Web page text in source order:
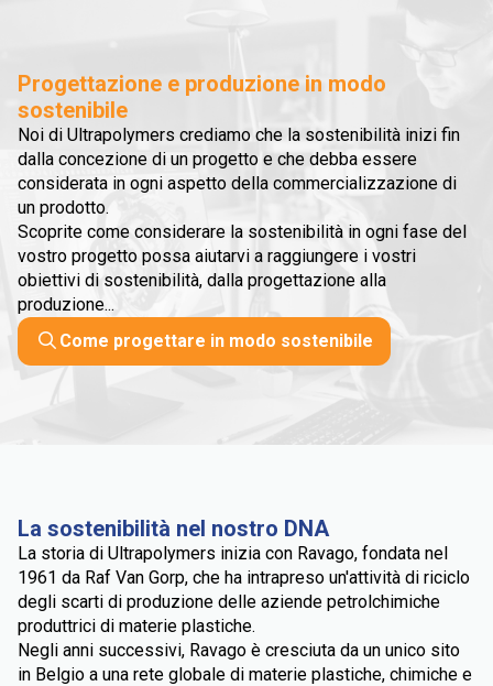
Progettazione e produzione in modo
sostenibile
Noi di Ultrapolymers crediamo che la sostenibilità inizi fin
dalla concezione di un progetto e che debba essere
considerata in ogni aspetto della commercializzazione di
un prodotto.
Scoprite come considerare la sostenibilità in ogni fase del
vostro progetto possa aiutarvi a raggiungere i vostri
obiettivi di sostenibilità, dalla progettazione alla
produzione...
Come progettare in modo sostenibile
La sostenibilità nel nostro DNA
La storia di Ultrapolymers inizia con Ravago, fondata nel
1961 da Raf Van Gorp, che ha intrapreso un'attività di riciclo
degli scarti di produzione delle aziende petrolchimiche
produttrici di materie plastiche.
Negli anni successivi, Ravago è cresciuta da un unico sito
in Belgio a una rete globale di materie plastiche, chimiche e